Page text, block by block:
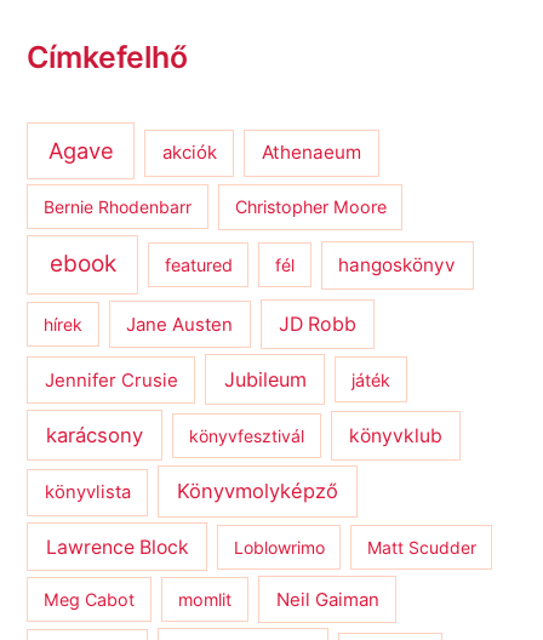
Címkefelhő
Agave akciók Athenaeum
Bernie Rhodenbarr Christopher Moore
ebook featured fél hangoskönyv
hírek Jane Austen JD Robb
Jennifer Crusie Jubileum játék
karácsony könyvfesztivál könyvklub
könyvlista Könyvmolyképző
Lawrence Block Loblowrimo Matt Scudder
Meg Cabot momlit Neil Gaiman